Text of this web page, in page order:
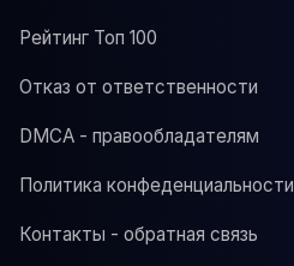
Рейтинг Топ 100
Отказ от ответственности
DMCA - правообладателям
Политика конфеденциальности
Контакты - обратная связь